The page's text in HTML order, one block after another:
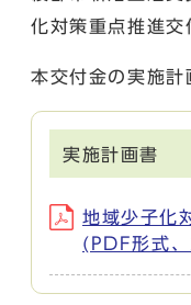
化対策重点推進交
本交付金の実施計
実施計画書
地域少子化
(PDF形式